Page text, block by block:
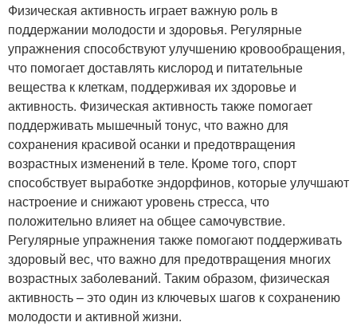
Физическая активность играет важную роль в
поддержании молодости и здоровья. Регулярные
упражнения способствуют улучшению кровообращения,
что помогает доставлять кислород и питательные
вещества к клеткам, поддерживая их здоровье и
активность. Физическая активность также помогает
поддерживать мышечный тонус, что важно для
сохранения красивой осанки и предотвращения
возрастных изменений в теле. Кроме того, спорт
способствует выработке эндорфинов, которые улучшают
настроение и снижают уровень стресса, что
положительно влияет на общее самочувствие.
Регулярные упражнения также помогают поддерживать
здоровый вес, что важно для предотвращения многих
возрастных заболеваний. Таким образом, физическая
активность – это один из ключевых шагов к сохранению
молодости и активной жизни.